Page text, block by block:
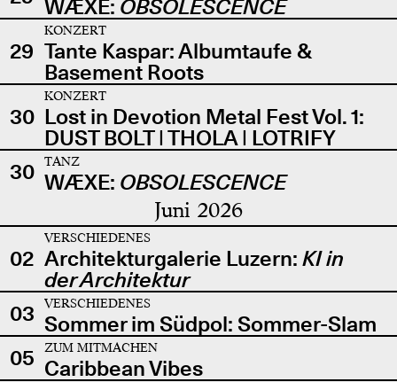
WÆXE: OBSOLESCENCE
29
KONZERT
Tante Kaspar: Albumtaufe &
Basement Roots
30
KONZERT
Lost in Devotion Metal Fest Vol. 1:
DUST BOLT | THOLA | LOTRIFY
30
TANZ
WÆXE: OBSOLESCENCE
Juni 2026
02
VERSCHIEDENES
Architekturgalerie Luzern: KI in
der Architektur
03
VERSCHIEDENES
Sommer im Südpol: Sommer-Slam
05
ZUM MITMACHEN
Caribbean Vibes